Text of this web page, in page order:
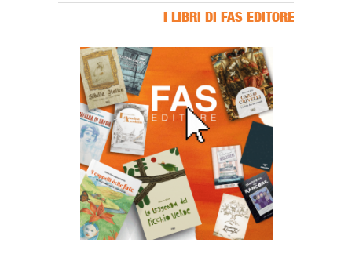
I LIBRI DI FAS EDITORE